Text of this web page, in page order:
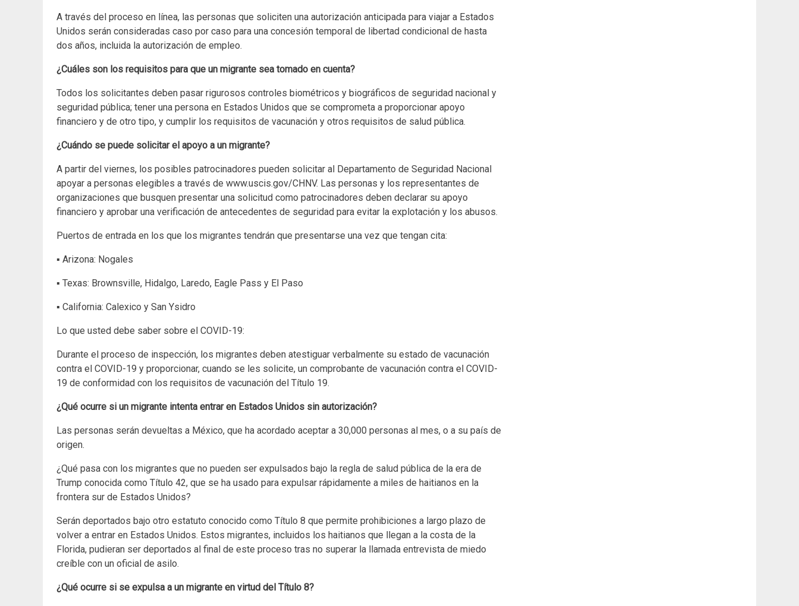
A través del proceso en línea, las personas que soliciten una autorización anticipada para viajar a Estados
Unidos serán consideradas caso por caso para una concesión temporal de libertad condicional de hasta
dos años, incluida la autorización de empleo.
¿Cuáles son los requisitos para que un migrante sea tomado en cuenta?
Todos los solicitantes deben pasar rigurosos controles biométricos y biográficos de seguridad nacional y
seguridad pública; tener una persona en Estados Unidos que se comprometa a proporcionar apoyo
financiero y de otro tipo, y cumplir los requisitos de vacunación y otros requisitos de salud pública.
¿Cuándo se puede solicitar el apoyo a un migrante?
A partir del viernes, los posibles patrocinadores pueden solicitar al Departamento de Seguridad Nacional
apoyar a personas elegibles a través de www.uscis.gov/CHNV. Las personas y los representantes de
organizaciones que busquen presentar una solicitud como patrocinadores deben declarar su apoyo
financiero y aprobar una verificación de antecedentes de seguridad para evitar la explotación y los abusos.
Puertos de entrada en los que los migrantes tendrán que presentarse una vez que tengan cita:
▪ Arizona: Nogales
▪ Texas: Brownsville, Hidalgo, Laredo, Eagle Pass y El Paso
▪ California: Calexico y San Ysidro
Lo que usted debe saber sobre el COVID-19:
Durante el proceso de inspección, los migrantes deben atestiguar verbalmente su estado de vacunación
contra el COVID-19 y proporcionar, cuando se les solicite, un comprobante de vacunación contra el COVID-
19 de conformidad con los requisitos de vacunación del Título 19.
¿Qué ocurre si un migrante intenta entrar en Estados Unidos sin autorización?
Las personas serán devueltas a México, que ha acordado aceptar a 30,000 personas al mes, o a su país de
origen.
¿Qué pasa con los migrantes que no pueden ser expulsados bajo la regla de salud pública de la era de
Trump conocida como Título 42, que se ha usado para expulsar rápidamente a miles de haitianos en la
frontera sur de Estados Unidos?
Serán deportados bajo otro estatuto conocido como Título 8 que permite prohibiciones a largo plazo de
volver a entrar en Estados Unidos. Estos migrantes, incluidos los haitianos que llegan a la costa de la
Florida, pudieran ser deportados al final de este proceso tras no superar la llamada entrevista de miedo
creíble con un oficial de asilo.
¿Qué ocurre si se expulsa a un migrante en virtud del Título 8?